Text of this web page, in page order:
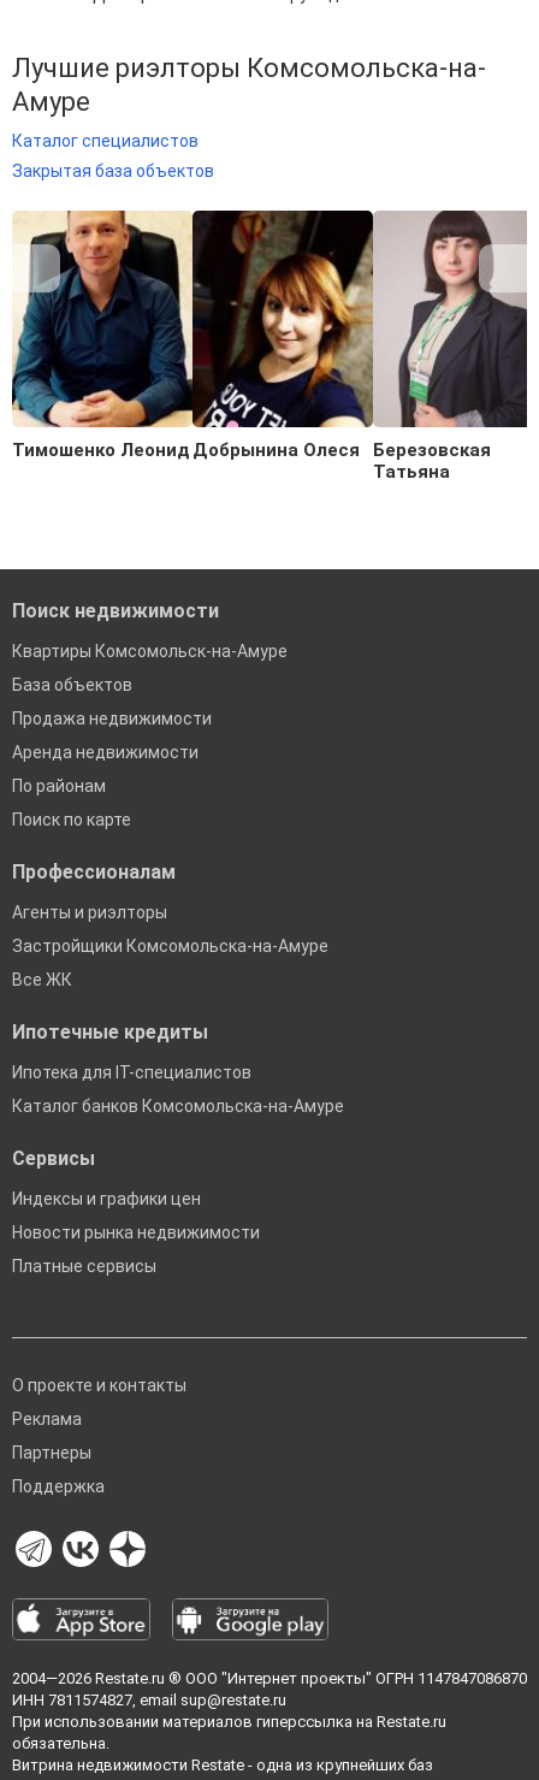
Лучшие риэлторы Комсомольска-на-
Амуре
Каталог специалистов
Закрытая база объектов
Тимошенко Леонид Добрынина Олеся
Березовская
Татьяна
Поиск недвижимости
Квартиры Комсомольск-на-Амуре
База объектов
Продажа недвижимости
Аренда недвижимости
По районам
Поиск по карте
Профессионалам
Агенты и риэлторы
Застройщики Комсомольска-на-Амуре
Все ЖК
Ипотечные кредиты
Ипотека для IT-специалистов
Каталог банков Комсомольска-на-Амуре
Сервисы
Индексы и графики цен
Новости рынка недвижимости
Платные сервисы
О проекте и контакты
Реклама
Партнеры
Поддержка
2004—2026 Restate.ru ® ООО "Интернет проекты" ОГРН 1147847086870
ИНН 7811574827, email sup@restate.ru
При использовании материалов гиперссылка на Restate.ru
обязательна.
Витрина недвижимости Restate - одна из крупнейших баз